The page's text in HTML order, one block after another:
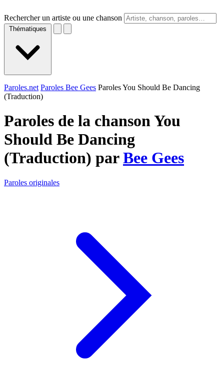
Rechercher un artiste ou une chanson
Thématiques
Paroles.net Paroles Bee Gees Paroles You Should Be Dancing
(Traduction)
Paroles de la chanson You
Should Be Dancing
(Traduction) parBee Gees
Paroles originales